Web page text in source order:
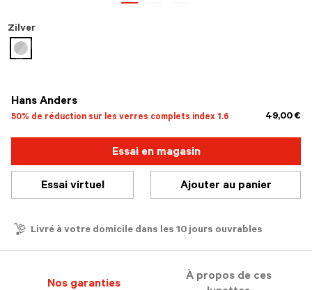
Hans Anders
50% de réduction sur les verres complets index 1.6 49,00 €
Zilver
sélectionné
Essai en magasin
Essai virtuel Ajouter au panier
Livré à votre domicile dans les 10 jours ouvrables
Nos garanties
À propos de ces